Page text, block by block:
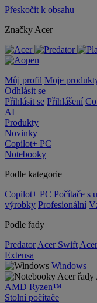
Přeskočit k obsahu
Značky Acer
Můj profil Moje
Odhlásit se
Přihlásit se Přihlášení
AI
Produkty
Novinky
Copilot+ PC
Notebooky
Podle kategorie
Copilot+ PC Počítače s
výrobky Profesionální
Podle řady
Predator Acer Swift
Extensa
Windows
AMD Ryzen™
Stolní počítače